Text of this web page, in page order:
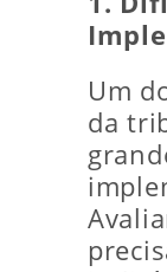
Um
da